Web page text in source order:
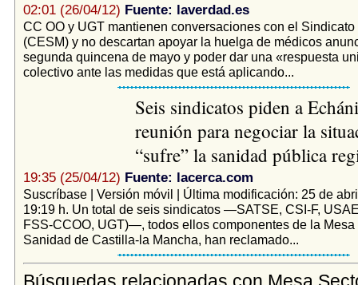
02:01 (26/04/12) Fuente: laverdad.es
CC OO y UGT mantienen conversaciones con el Sindicato
(CESM) y no descartan apoyar la huelga de médicos
segunda quincena de mayo y poder dar una «respuesta
colectivo ante las medidas que está aplicando...
Seis sindicatos piden a
reunión para negociar la
“sufre” la sanidad pública
19:35 (25/04/12) Fuente: lacerca.com
Suscríbase | Versión móvil | Última modificación: 25 de
19:19 h. Un total de seis sindicatos —SATSE, CSI-F,
FSS-CCOO, UGT)—, todos ellos componentes de la Mesa
Sanidad de Castilla-la Mancha, han reclamado...
Búsquedas relacionadas con Mesa